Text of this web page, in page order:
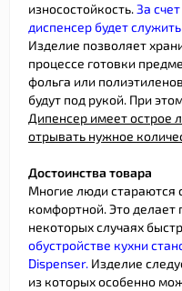
износостойкость.За
диспенсер будет
Изделие позволяет
процессе готовки
фольга или
будут под рукой. При
Дипенсер имеет острое
отрывать нужное
Достоинства товара
Многие люди стараются
комфортной. Это делает
некоторых случаях
обустройстве кухни
Dispenser. Изделие
из которых особенно